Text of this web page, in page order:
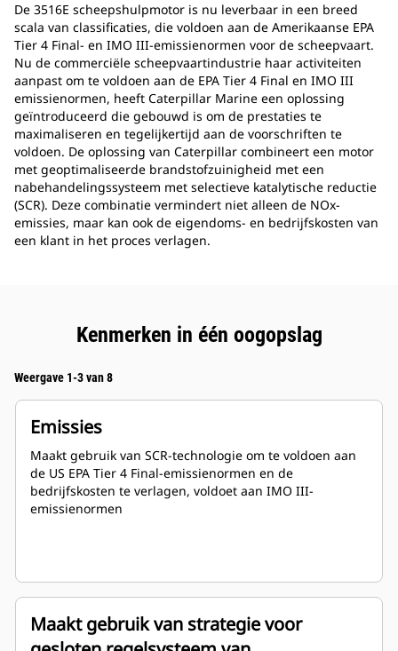
De 3516E scheepshulpmotor is nu leverbaar in een breed
scala van classificaties, die voldoen aan de Amerikaanse EPA
Tier 4 Final- en IMO III-emissienormen voor de scheepvaart.
Nu de commerciële scheepvaartindustrie haar activiteiten
aanpast om te voldoen aan de EPA Tier 4 Final en IMO III
emissienormen, heeft Caterpillar Marine een oplossing
geïntroduceerd die gebouwd is om de prestaties te
maximaliseren en tegelijkertijd aan de voorschriften te
voldoen. De oplossing van Caterpillar combineert een motor
met geoptimaliseerde brandstofzuinigheid met een
nabehandelingssysteem met selectieve katalytische reductie
(SCR). Deze combinatie vermindert niet alleen de NOx-
emissies, maar kan ook de eigendoms- en bedrijfskosten van
een klant in het proces verlagen.
Kenmerken in één oogopslag
Weergave 1-3 van 8
Emissies
Maakt gebruik van SCR-technologie om te voldoen aan
de US EPA Tier 4 Final-emissienormen en de
bedrijfskosten te verlagen, voldoet aan IMO III-
emissienormen
Maakt gebruik van strategie voor